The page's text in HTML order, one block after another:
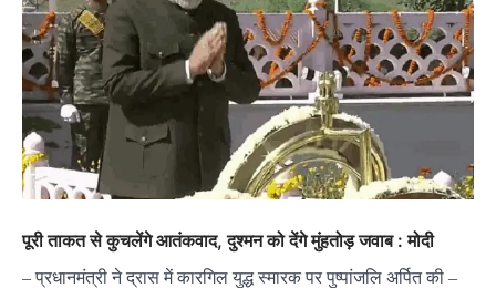
पूरी ताकत से कुचलेंगे आतंकवाद, दुश्मन को देंगे मुंहतोड़ जवाब : मोदी
– प्रधानमंत्री ने द्रास में कारगिल युद्ध स्मारक पर पुष्पांजलि अर्पित की –